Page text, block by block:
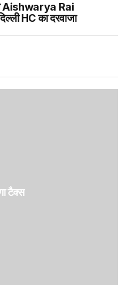
Aishwarya Rai
HC का दरवाजा
टैक्स